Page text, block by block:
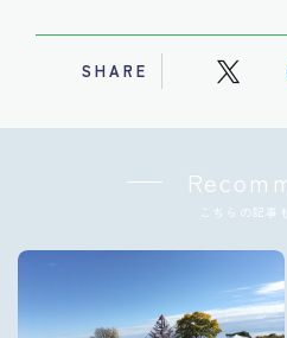
SHARE
こちらの記事